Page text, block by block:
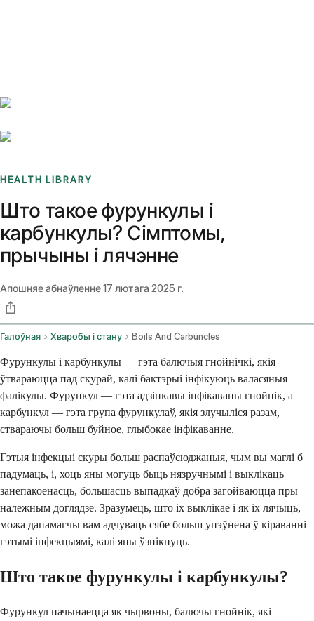
HEALTH LIBRARY
Што такое фурункулы і
карбункулы? Сімптомы,
прычыны і лячэнне
Апошняе абнаўленне17 лютага 2025 г.
Галоўная Хваробы і стану Boils And Carbuncles
Фурункулы і карбункулы — гэта балючыя гнойнічкі, якія
ўтвараюцца пад скурай, калі бактэрыі інфікуюць валасяныя
фалікулы. Фурункул — гэта адзінкавы інфікаваны гнойнік, а
карбункул — гэта група фурункулаў, якія злучыліся разам,
ствараючы больш буйное, глыбокае інфікаванне.
Гэтыя інфекцыі скуры больш распаўсюджаныя, чым вы маглі б
падумаць, і, хоць яны могуць быць нязручнымі і выклікаць
занепакоенасць, большасць выпадкаў добра загойваюцца пры
належным доглядзе. Зразумець, што іх выклікае і як іх лячыць,
можа дапамагчы вам адчуваць сябе больш упэўнена ў кіраванні
гэтымі інфекцыямі, калі яны ўзнікнуць.
Што такое фурункулы і карбункулы?
Фурункул пачынаецца як чырвоны, балючы гнойнік, які